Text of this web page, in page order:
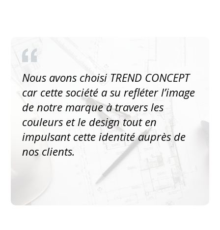
Nous avons choisi TREND CONCEPT
car cette société a su refléter l’image
de notre marque à travers les
couleurs et le design tout en
impulsant cette identité auprès de
nos clients.